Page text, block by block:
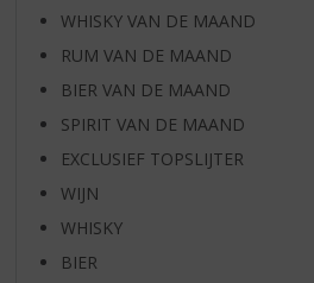
WHISKY VAN DE MAAND
RUM VAN DE MAAND
BIER VAN DE MAAND
SPIRIT VAN DE MAAND
EXCLUSIEF TOPSLIJTER
WIJN
WHISKY
BIER